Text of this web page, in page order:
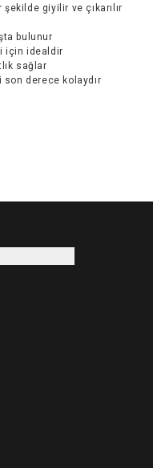
giyilir ve çıkarılır
bulunur
için idealdir
sağlar
derece kolaydır